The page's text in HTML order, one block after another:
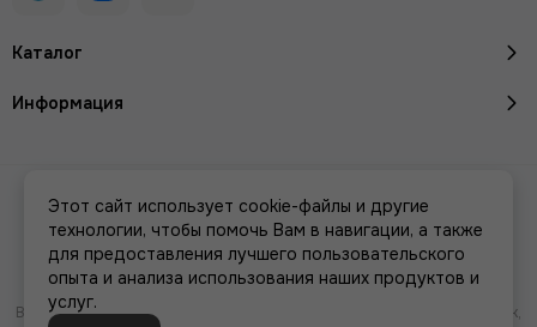
Каталог
Информация
2026 © Кружево и бельевая фурнитура IreyLace.Карта сайта
MOSK.STUDIO для платформы InSales
Вся представленная на сайте информация, касающаяся характеристик,
Этот сайт использует cookie-файлы и другие
технологии, чтобы помочь Вам в навигации, а также
для предоставления лучшего пользовательского
опыта и анализа использования наших продуктов и
услуг.